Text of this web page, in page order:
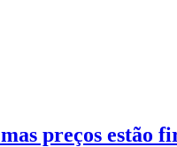
preços estão